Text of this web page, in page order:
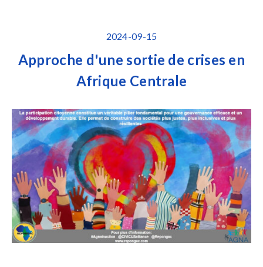
2024-09-15
Approche d'une sortie de crises en
Afrique Centrale